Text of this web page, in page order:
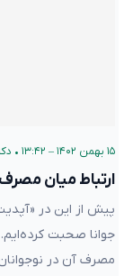
۱۵ بهمن ۱۴۰۲ – ۱۳:۴۲ •
ارتباط میان مصرف
پیش از این در
جوانا صحبت
مصرف آن در